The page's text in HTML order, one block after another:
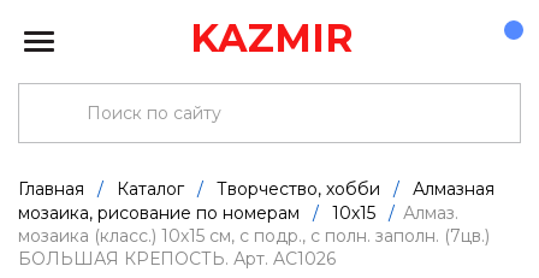
KAZMIR
Главная / Каталог / Творчество, хобби /
Алмазная
мозаика, рисование по номерам
/ 10х15 / Алмаз.
мозаика (класс.) 10х15 см, с подр., с полн. заполн. (7цв.)
БОЛЬШАЯ КРЕПОСТЬ. Арт. AC1026